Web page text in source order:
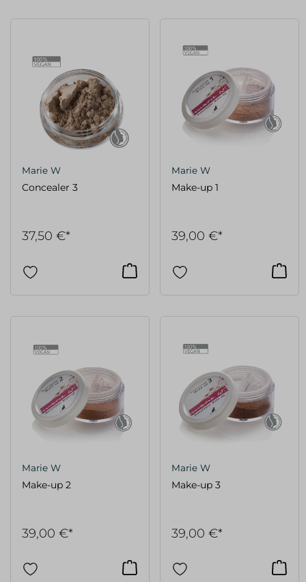
Marie W
Concealer 3
37,50 €*
Marie W
Make-up 1
39,00 €*
Marie W
Make-up 2
39,00 €*
Marie W
Make-up 3
39,00 €*